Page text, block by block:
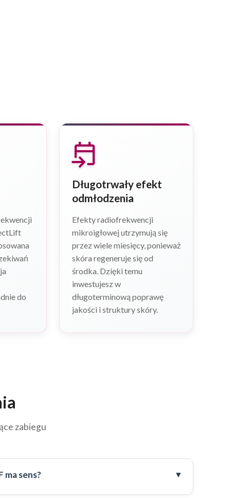
do
event_upcoming
Długotrwały efekt
odmłodzenia
Efekty radiofrekwencji
mikroigłowej utrzymują się
przez wiele miesięcy, ponieważ
skóra regeneruje się od
środka. Dzięki temu
inwestujesz w
długoterminową poprawę
jakości i struktury skóry.
zabiegu
ma sens?